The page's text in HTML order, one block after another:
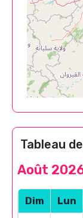
Tableau
Août
Dim Lun